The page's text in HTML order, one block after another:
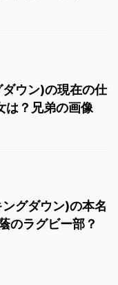
ウン)の現在の仕
は？兄弟の画像
グダウン)の本名
のラグビー部？